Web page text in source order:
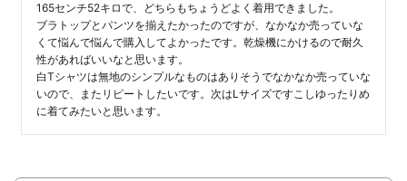
165センチ52キロで、どちらもちょうどよく着用できました。
ブラトップとパンツを揃えたかったのですが、なかなか売っていな
くて悩んで悩んで購入してよかったです。乾燥機にかけるので耐久
性があればいいなと思います。
白Tシャツは無地のシンプルなものはありそうでなかなか売っていな
いので、またリピートしたいです。次はLサイズですこしゆったりめ
に着てみたいと思います。